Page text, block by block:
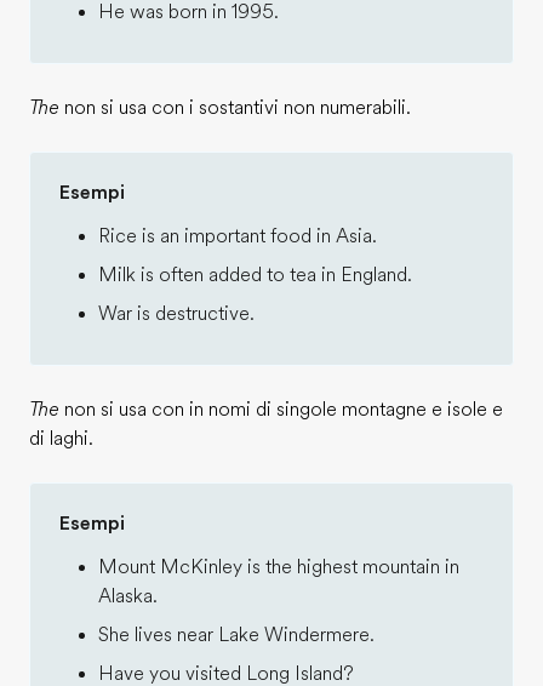
He was born in 1995.
The non si usa con i sostantivi non numerabili.
Esempi
Rice is an important food in Asia.
Milk is often added to tea in England.
War is destructive.
The non si usa con in nomi di singole montagne e isole e
di laghi.
Esempi
Mount McKinley is the highest mountain in
Alaska.
She lives near Lake Windermere.
Have you visited Long Island?